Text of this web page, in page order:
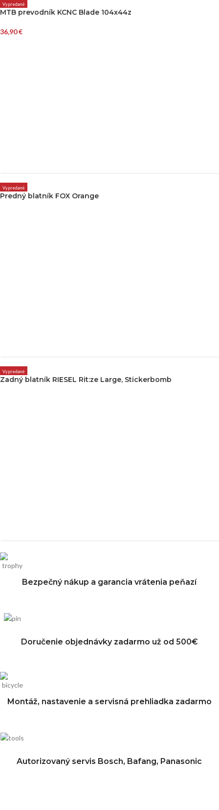
Vypredané
MTB prevodník KCNC Blade 104x44z
36,90€
Vypredané
Predný blatník FOX Orange
Vypredané
Zadný blatník RIESEL Rit:ze Large, Stickerbomb
Autorizovaný servis Bosch, Bafang, Panasonic
Montáž, nastavenie a servisná prehliadka zadarmo
Doručenie objednávky zadarmo už od 500€
Bezpečný nákup a garancia vrátenia peňazí